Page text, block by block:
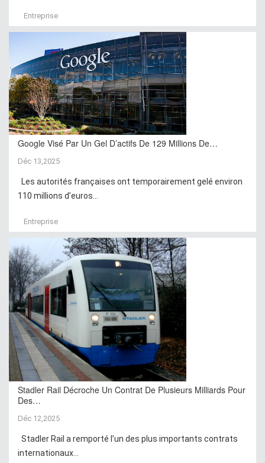
Entreprise
Google Visé Par Un Gel D’actifs De 129 Millions De…
Déc 13,2025
Les autorités françaises ont temporairement gelé environ
110 millions d’euros...
Entreprise
Stadler Rail Décroche Un Contrat De Plusieurs Milliards Pour
Des…
Déc 12,2025
Stadler Rail a remporté l’un des plus importants contrats
internationaux...